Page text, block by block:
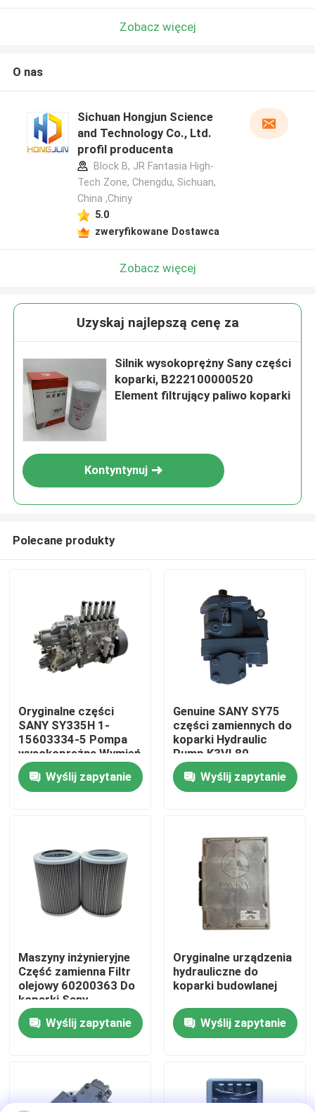
Dom
Produkty
O nas
Kontrola jakości
Aktualności
Poprosić o wycenę
Części zamienne Cuminsa
Zobacz więcej
O nas
Sichuan Hongjun Science
and Technology Co., Ltd.
profil producenta
Block B, JR Fantasia High-
Tech Zone, Chengdu, Sichuan,
China ,Chiny
5.0
zweryfikowane Dostawca
Zobacz więcej
Uzyskaj najlepszą cenę za
Silnik wysokoprężny Sany części
koparki, B222100000520
Element filtrujący paliwo koparki
Kontyntynuj
Polecane produkty
Oryginalne części
SANY SY335H 1-
15603334-5 Pompa
wysokoprężna Wymień
na konserwację części
koparkiWyślij zapytanie
Genuine SANY SY75
części zamiennych do
koparki Hydraulic
Pump K3VL80
Wyślij zapytanie
Maszyny inżynieryjne
Część zamienna Filtr
olejowy 60200363 Do
koparki Sany
Wyślij zapytanie
Oryginalne urządzenia
hydrauliczne do
koparki budowlanej
Wyślij zapytanie